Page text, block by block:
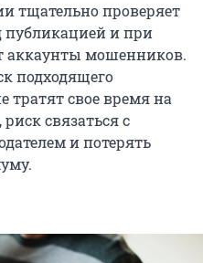
тщательно проверяет
публикацией и при
аккаунты мошенников.
подходящего
тратят свое время на
связаться с
и потерять